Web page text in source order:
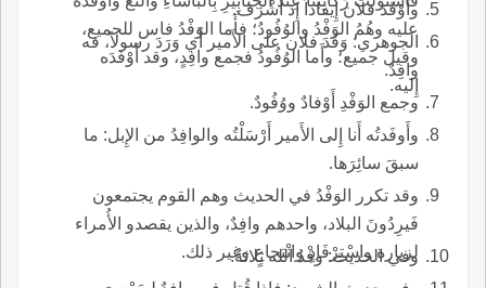
عليه وهُمُ الوَفْدُ والوُفُودُ؛ فأَما الوَفْدُ فاس للجميع،
وقيل جميع؛ وأَما الوُفُودُ فجمع وافِدٍ، وقد أَوْفَدَه
إِليه.
وأَوْفَدَ فلان إِيفاداً إِذ أَشْرَف.
الجوهري: وَفَدَ فلان على الأَمير أَي وَرَدَ رسولاً، فه
وافِدٌ.
وجمع الوَفْدِ أَوْفادٌ ووُفُودٌ.
وأَوفَدتُه أَنا إِلى الأَمير أَرْسَلْتُه والوافِدُ من الإِبل: ما
سبقَ سائِرَها.
وقد تكرر الوَفْدُ في الحديث وهم القوم يجتمعون
فَيرِدُونَ البلاد، واحدهم وافِدٌ، والذين يقصدو الأُمراء
لزيارة واسْتِرْفَادٍ وانْتجاعٍ وغير ذلك.
وفي الحديث: وفْدُ الله ثلاثةٌ.